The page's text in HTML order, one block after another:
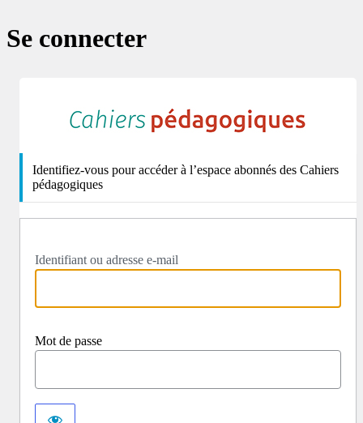
Se connecter
Identifiez-vous pour accéder à l’espace abonnés des Cahiers
pédagogiques
Identifiant ou adresse e-mail
Mot de passe